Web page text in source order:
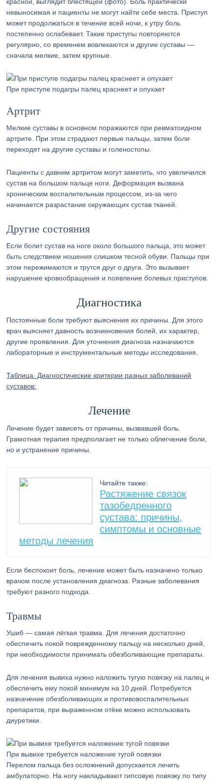
невыносимая и пациенты не могут найти себе места. Приступ
может продолжаться в течение всей ночи, к утру боль
постепенно ослабевает. Такие приступы повторяются
регулярно, со временем вовлекаются и другие суставы —
сначала мелкие, затем крупные.
При приступе подагры палец краснеет и опухает
Артрит
Мелкие суставы в основном поражаются при ревматоидном
артрите. При этом страдают первые пальцы, затем боли
переходят на другие суставы и голеностопы.
Пациенты с давним артритом могут заметить, что увеличился
сустав на большом пальце ноги. Деформация вызвана
хроническим воспалительным процессом, из-за чего
начинается разрастание окружающих сустав тканей.
Другие состояния
Если болит сустав на ноге около большого пальца, это может
быть следствием ношения слишком тесной обуви. Пальцы при
этом пережимаются и трутся друг о друга. Это вызывает
нарушение кровообращения и появление болевых приступов.
Диагностика
Постоянные боли требуют выяснения их причины. Для этого
врач выясняет давность возникновения болей, их характер,
другие проявления. Для уточнения диагноза назначаются
лабораторные и инструментальные методы исследования.
Таблица. Диагностические критерии разных заболеваний
суставов:
Лечение
Лечение будет зависеть от причины, вызвавшей боль.
Грамотная терапия предполагает не только облегчение боли,
но и устранение причины.
Читайте также:
Растяжение связок
тазобедренного
сустава: причины,
симптомы и основные
методы лечения
Если беспокоит боль, лечение может быть назначено только
врачом после установления диагноза. Разные заболевания
требуют разного подхода.
Травмы
Ушиб — самая лёгкая травма. Для лечения достаточно
обеспечить покой поврежденному пальцу на несколько дней,
при необходимости принимать обезболивающие препараты.
Для лечения вывиха нужно наложить тугую повязку на палец и
обеспечить ему покой минимум на 10 дней. Потребуется
назначение обезболивающих и противовоспалительных
препаратов, при выраженном отёке можно использовать
диуретики.
При вывихе требуется наложение тугой повязки
Перелом пальца без осложнений допускается лечить
амбулаторно. На ногу накладывают гипсовую повязку по типу